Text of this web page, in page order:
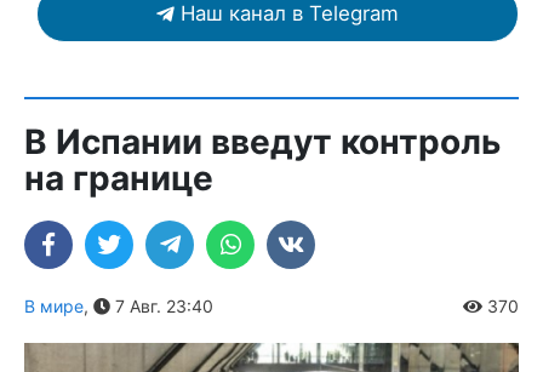
Наш канал в Telegram
В Испании введут контроль
на границе
В мире, 7 Авг. 23:40 370